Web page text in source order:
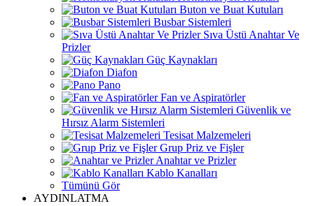
Buton ve Buat Kutuları
Busbar Sistemleri
Sıva Üstü Anahtar Ve
Prizler
Güç Kaynakları
Diafon
Pano
Fan ve Aspiratörler
Güvenlik ve
Hırsız Alarm Sistemleri
Tesisat Malzemeleri
Grup Priz ve Fişler
Anahtar ve Prizler
Kablo Kanalları
Tümünü Gör
AYDINLATMA